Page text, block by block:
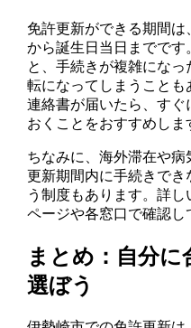
免許更新ができる期間
から誕生日当日までです
と、手続きが複雑にな
転になってしまうこと
連絡書が届いたら、す
おくことをおすすめしま
ちなみに、海外滞在や
更新期間内に手続きで
う制度もあります。詳
ページや各窓口で確認し
まとめ：自分に
選ぼう